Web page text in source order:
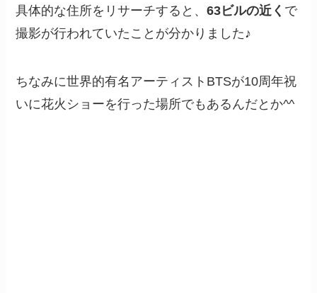
具体的な住所をリサーチすると、63ビルの近く で
撮影が行われていたことが分かりました♪
ちなみに世界的有名アーティストBTSが10周年祝
いに花火ショーを行った場所でもあるんだとか^^